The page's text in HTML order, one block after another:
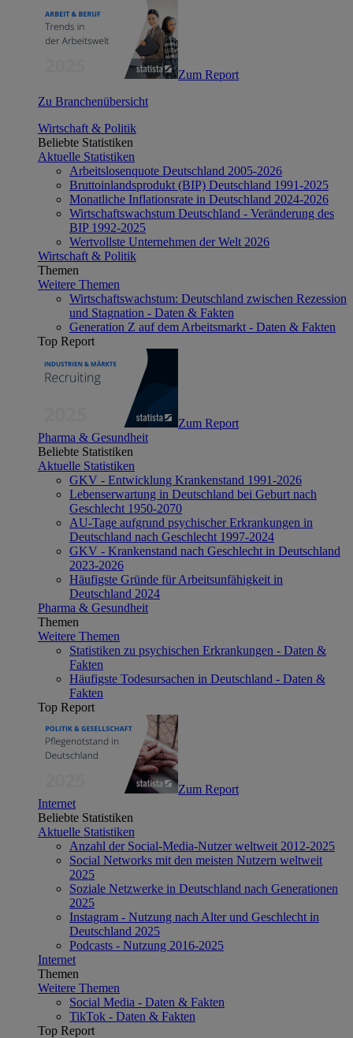
Zum Report
Zu Branchenübersicht
Wirtschaft & Politik
Beliebte Statistiken
Aktuelle Statistiken
Arbeitslosenquote Deutschland 2005-2026
Bruttoinlandsprodukt (BIP) Deutschland 1991-2025
Monatliche Inflationsrate in Deutschland 2024-2026
Wirtschaftswachstum Deutschland - Veränderung des
BIP 1992-2025
Wertvollste Unternehmen der Welt 2026
Wirtschaft & Politik
Themen
Weitere Themen
Wirtschaftswachstum: Deutschland zwischen Rezession
und Stagnation - Daten & Fakten
Generation Z auf dem Arbeitsmarkt - Daten & Fakten
Top Report
Zum Report
Pharma & Gesundheit
Beliebte Statistiken
Aktuelle Statistiken
GKV - Entwicklung Krankenstand 1991-2026
Lebenserwartung in Deutschland bei Geburt nach
Geschlecht 1950-2070
AU-Tage aufgrund psychischer Erkrankungen in
Deutschland nach Geschlecht 1997-2024
GKV - Krankenstand nach Geschlecht in Deutschland
2023-2026
Häufigste Gründe für Arbeitsunfähigkeit in
Deutschland 2024
Pharma & Gesundheit
Themen
Weitere Themen
Statistiken zu psychischen Erkrankungen - Daten &
Fakten
Häufigste Todesursachen in Deutschland - Daten &
Fakten
Top Report
Zum Report
Internet
Beliebte Statistiken
Aktuelle Statistiken
Anzahl der Social-Media-Nutzer weltweit 2012-2025
Social Networks mit den meisten Nutzern weltweit
2025
Soziale Netzwerke in Deutschland nach Generationen
2025
Instagram - Nutzung nach Alter und Geschlecht in
Deutschland 2025
Podcasts - Nutzung 2016-2025
Internet
Themen
Weitere Themen
Social Media - Daten & Fakten
TikTok - Daten & Fakten
Top Report